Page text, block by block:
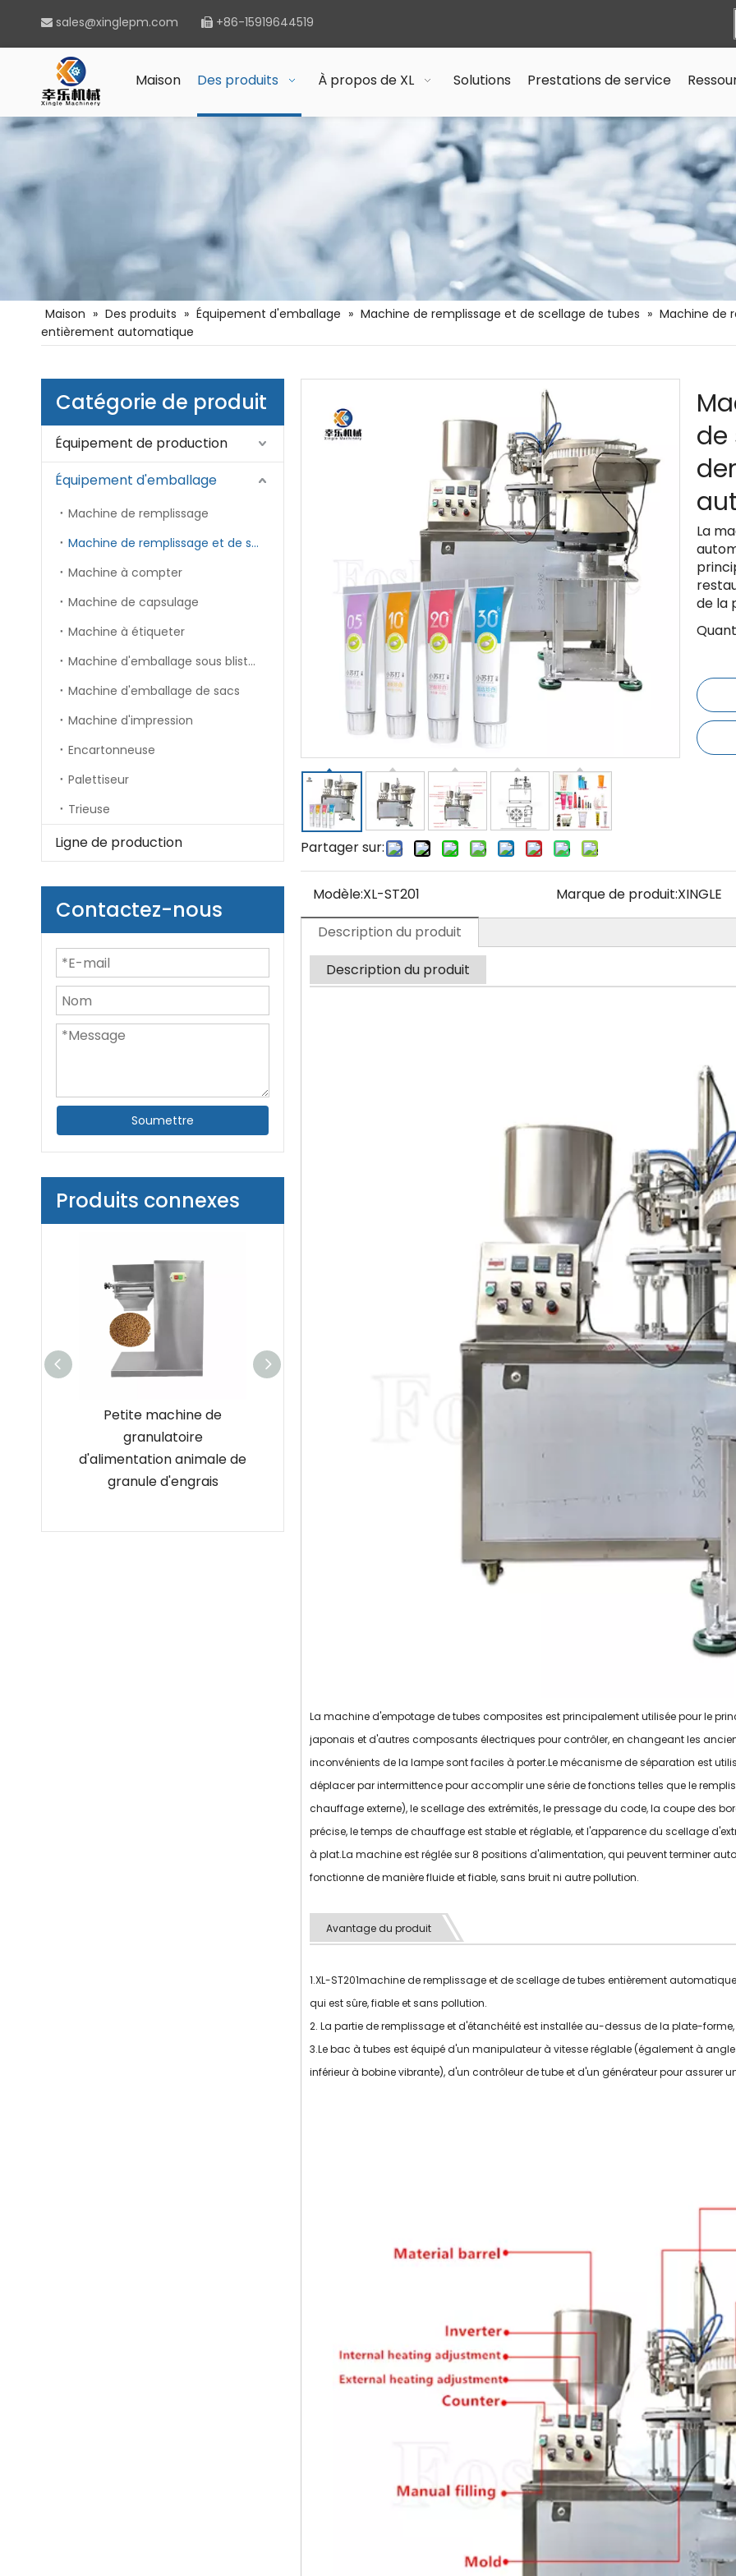
 sales@xinglepm.com  +86-15919644519
Maison Des produits À propos de XL Solutions Prestations de service
Maison » Des produits » Équipement d'emballage » Machine de remplissage et de scellage de tubes » Machine de
entièrement automatique
Catégorie de produit
Équipement de production
Équipement d'emballage
Machine de remplissage
Machine de remplissage et de scellage de tubes
Machine à compter
Machine de capsulage
Machine à étiqueter
Machine d'emballage sous blister
Machine d'emballage de sacs
Machine d'impression
Encartonneuse
Palettiseur
Trieuse
Ligne de production
Contactez-nous
Soumettre
Produits connexes
Petite machine de
animale de
granule d'engrais
Presse à comprimés
rotative automatique de
haute qualité
pharmaceutique
Machine de capsulage
automatique de bouchon
à vis de remplissage de
bouteilles en plastique
Partager sur:
de
La
de la
Modèle:XL-ST201 Marque de produit:XINGLE
Description du produit
Description du produit
La machine d'empotage de tubes composites est principalement utilisée pour le
japonais et d'autres composants électriques pour contrôler, en changeant les
inconvénients de la lampe sont faciles à porter.Le mécanisme de séparation est
déplacer par intermittence pour accomplir une série de fonctions telles que le
chauffage externe), le scellage des extrémités, le pressage du code, la coupe des
précise, le temps de chauffage est stable et réglable, et l'apparence du scellage
à plat.La machine est réglée sur 8 positions d'alimentation, qui peuvent terminer
fonctionne de manière fluide et fiable, sans bruit ni autre pollution.
Avantage du produit
1.XL-ST201machine de remplissage et de scellage de tubes entièrement
qui est sûre, fiable et sans pollution.
2. La partie de remplissage et d'étanchéité est installée au-dessus de la plate-
3.Le bac à tubes est équipé d'un manipulateur à vitesse réglable (également à
inférieur à bobine vibrante), d'un contrôleur de tube et d'un générateur pour assurer